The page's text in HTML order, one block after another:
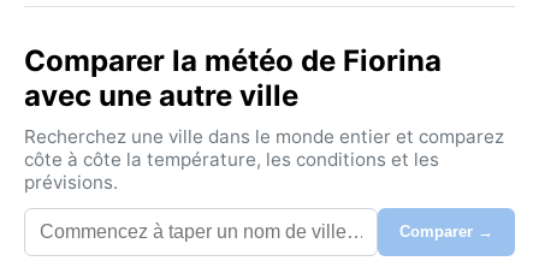
Comparer la météo de Fiorina
avec une autre ville
Recherchez une ville dans le monde entier et comparez
côte à côte la température, les conditions et les
prévisions.
Comparer →